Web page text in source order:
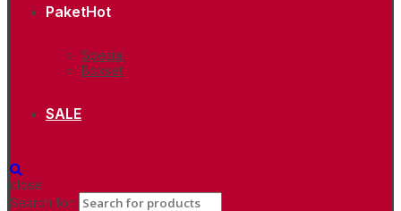
PaketHot
Spesial
Boxset
SALE
close
Search for: